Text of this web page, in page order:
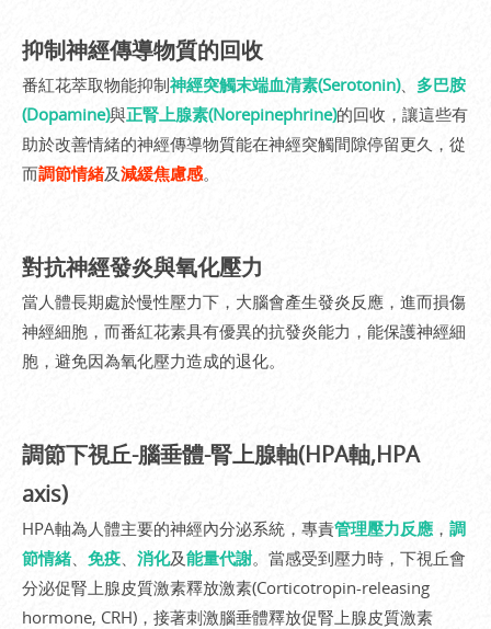
抑制神經傳導物質的回收
番紅花萃取物能抑制神經突觸末端血清素(Serotonin)、 多巴胺
(Dopamine)與正腎上腺素(Norepinephrine)的回收，讓這些有
助於改善情緒的神經傳導物質能在神經突觸間隙停留更久，從
而調節情緒及減緩焦慮感。
對抗神經發炎與氧化壓力
當人體長期處於慢性壓力下，大腦會產生發炎反應，進而損傷
神經細胞，而番紅花素具有優異的抗發炎能力，能保護神經細
胞，避免因為氧化壓力造成的退化。
調節下視丘-腦垂體-腎上腺軸(HPA軸,HPA
axis)
HPA軸為人體主要的神經內分泌系統，專責管理壓力反應 ， 調
節情緒、 免疫 消化及能量代謝。當感受到壓力時，下視丘會
分泌促腎上腺皮質激素釋放激素(Corticotropin-releasing
hormone, CRH)，接著刺激腦垂體釋放促腎上腺皮質激素